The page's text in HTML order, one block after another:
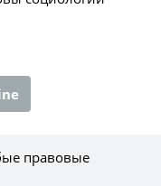
правовые